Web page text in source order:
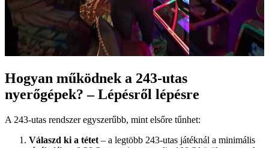
Hogyan működnek a 243-utas
nyerőgépek? – Lépésről lépésre
A 243-utas rendszer egyszerűbb, mint elsőre tűnhet:
Válaszd ki a tétet – a legtöbb 243-utas játéknál a minimális